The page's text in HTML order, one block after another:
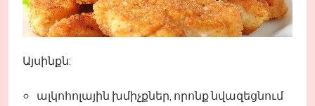
Այսինքն:
ալկոհոլային խմիչքներ, որոնք նվազեցնում